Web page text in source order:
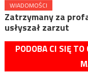
WIADOMOŚCI
Zatrzymany za
usłyszał zarzut
PODOBA CI SIĘ TO